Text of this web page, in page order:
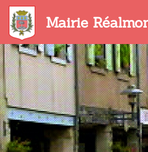
Aller
contenu
principal
Mairie